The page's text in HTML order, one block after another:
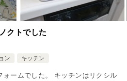
クトでした
ン キッチン
ォームでした。 キッチンはリクシル